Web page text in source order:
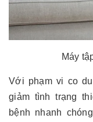
Máy
Với phạm vi co
giảm tình trạng
bệnh nhanh